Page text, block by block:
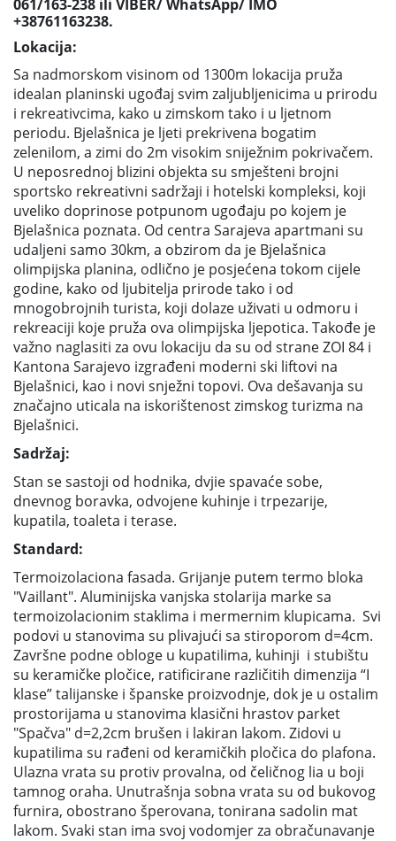
061/163-238 ili VIBER/ WhatsApp/ IMO
+38761163238.
Lokacija:
Sa nadmorskom visinom od 1300m lokacija pruža
idealan planinski ugođaj svim zaljubljenicima u prirodu
i rekreativcima, kako u zimskom tako i u ljetnom
periodu. Bjelašnica je ljeti prekrivena bogatim
zelenilom, a zimi do 2m visokim sniježnim pokrivačem.
U neposrednoj blizini objekta su smješteni brojni
sportsko rekreativni sadržaji i hotelski kompleksi, koji
uveliko doprinose potpunom ugođaju po kojem je
Bjelašnica poznata. Od centra Sarajeva apartmani su
udaljeni samo 30km, a obzirom da je Bjelašnica
olimpijska planina, odlično je posjećena tokom cijele
godine, kako od ljubitelja prirode tako i od
mnogobrojnih turista, koji dolaze uživati u odmoru i
rekreaciji koje pruža ova olimpijska ljepotica. Takođe je
važno naglasiti za ovu lokaciju da su od strane ZOI 84 i
Kantona Sarajevo izgrađeni moderni ski liftovi na
Bjelašnici, kao i novi snježni topovi. Ova dešavanja su
značajno uticala na iskorištenost zimskog turizma na
Bjelašnici.
Sadržaj:
Stan se sastoji od hodnika, dvjie spavaće sobe,
dnevnog boravka, odvojene kuhinje i trpezarije,
kupatila, toaleta i terase.
Standard:
Termoizolaciona fasada. Grijanje putem termo bloka
"Vaillant". Aluminijska vanjska stolarija marke sa
termoizolacionim staklima i mermernim klupicama. Svi
podovi u stanovima su plivajući sa stiroporom d=4cm.
Završne podne obloge u kupatilima, kuhinji i stubištu
su keramičke pločice, ratificirane različitih dimenzija “I
klase” talijanske i španske proizvodnje, dok je u ostalim
prostorijama u stanovima klasični hrastov parket
"Spačva" d=2,2cm brušen i lakiran lakom. Zidovi u
kupatilima su rađeni od keramičkih pločica do plafona.
Ulazna vrata su protiv provalna, od čeličnog lia u boji
tamnog oraha. Unutrašnja sobna vrata su od bukovog
furnira, obostrano šperovana, tonirana sadolin mat
lakom. Svaki stan ima svoj vodomjer za obračunavanje